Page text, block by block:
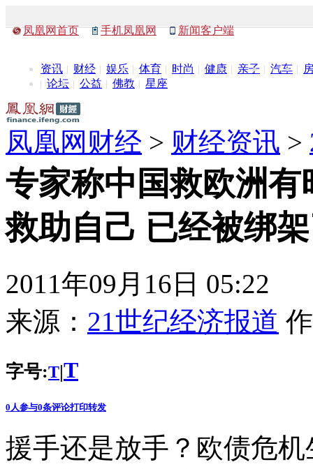
凤凰网首页 手机凤凰网 新闻客户端
资讯 财经 娱乐 体育 时尚 健康 亲子 汽车
论坛
公益 佛教 星座
凤凰网财经 > 财经资讯 >
专家称中国救欧洲有
救助自己 已经被绑
2011年09月16日 05:22
来源： 21世纪经济报道
字号:T|T
0 人参与0条评论打印转发
援手还是放手？欧债危